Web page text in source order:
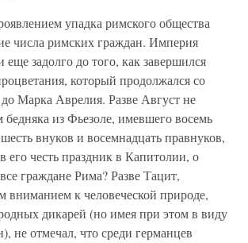
упадка римского общества
числа римских граждан. Империя
еще задолго до того, как завершился
который продолжался со
Марка Аврелия. Разве Август не
из Фьезоле, имевшего восемь
внуков и восемнадцать правнуков,
его честь праздник в Капитолии, о
граждане Рима? Разве Тацит,
вниманием к человеческой природе,
дикарей (но имея при этом в виду
не отмечал, что среди германцев